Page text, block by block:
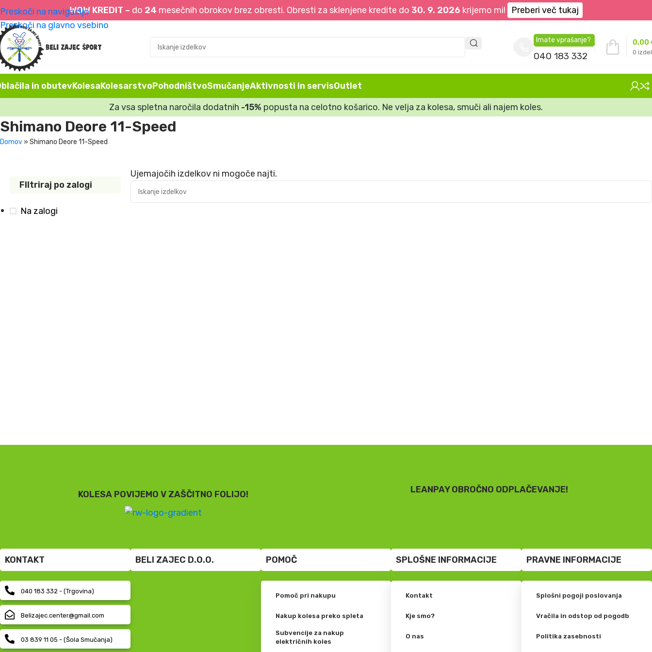
WOW KREDIT – do 24 mesečnih obrokov brez obresti. Obresti za sklenjene kredite do 30. 9. 2026 krijemo mi! Preberi več tukaj
Preskoči na navigacijo
Preskoči na glavno vsebino
Imate vprašanje?
040 183 332 0
0,00
in obutevKolesaKolesarstvoPohodništvoSmučanjeAktivnosti in servisOutlet
Za vsa spletna naročila dodatnih -15% popusta na celotno košarico. Ne velja za kolesa, smuči ali najem koles.
Shimano Deore 11-Speed
Domov » Shimano Deore 11-Speed
FIltriraj po zalogi
Na zalogi
Ujemajočih izdelkov ni mogoče najti.
KOLESA POVIJEMO V ZAŠČITNO FOLIJO! LEANPAY OBROČNO ODPLAČEVANJE!
KONTAKT
040 183 332 - (Trgovina)
Belizajec.center@gmail.com
03 839 11 05 - (Šola Smučanja)
BELI ZAJEC D.O.O. POMOČ
Pomoč pri nakupu
Nakup kolesa preko spleta
Subvencije za nakup
električnih koles
SPLOŠNE INFORMACIJE
Kontakt
Kje smo?
O nas
PRAVNE INFORMACIJE
Splošni pogoji poslovanja
Vračila in odstop od pogodb
Politika zasebnosti